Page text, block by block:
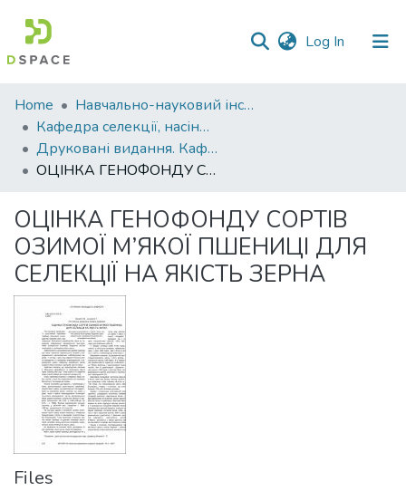
Log In (current)
Communities
&
Collections
All of DSpace
Statistics
Home
Навчально-науковий інститут агротехнологій, селекції та екології
Кафедра селекції, насінництва і генетики
Друковані видання. Кафедра селекції, насінництва і генетики
ОЦІНКА ГЕНОФОНДУ СОРТІВ ОЗИМОЇ М’ЯКОЇ ПШЕНИЦІ ДЛЯ СЕЛЕКЦІЇ НА ЯКІСТЬ ЗЕРНА
ОЦІНКА ГЕНОФОНДУ СОРТІВ
ОЗИМОЇ М’ЯКОЇ ПШЕНИЦІ ДЛЯ
СЕЛЕКЦІЇ НА ЯКІСТЬ ЗЕРНА
Files